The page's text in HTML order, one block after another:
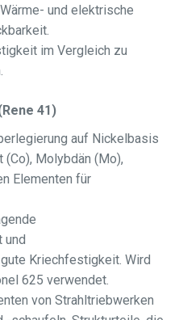
und elektrische
im Vergleich zu
41)
auf Nickelbasis
(Co), Molybdän (Mo),
Elementen für
und
Kriechfestigkeit. Wird
625 verwendet.
von Strahltriebwerken